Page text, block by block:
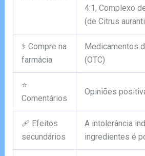
4:1, Complexo
(de Citrus
⚕️ Compre na
farmácia
Medicamentos
(OTC)
⭐
Comentários
Opiniões
🩹 Efeitos
secundários
A intolerância
ingredientes é